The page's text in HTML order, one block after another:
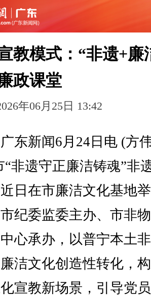
教模式：“非遗+廉
政课堂
年06月25日 13:42
新闻6月24日电 (方
“非遗守正廉洁铸魂”非
日在市廉洁文化基地
纪委监委主办、市非
心承办，以普宁本土
洁文化创造性转化，
宣教新场景，引导党